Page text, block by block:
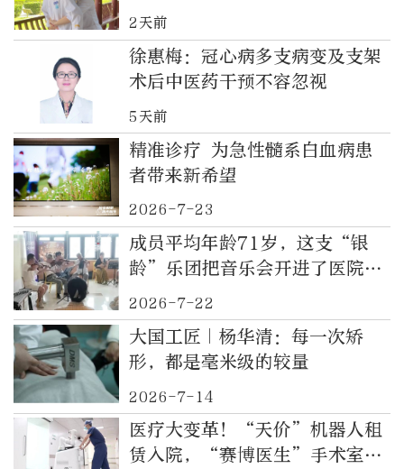
2天前
徐惠梅：冠心病多支病变及支架
术后中医药干预不容忽视
5天前
精准诊疗 为急性髓系白血病患
者带来新希望
2026-7-23
成员平均年龄71岁，这支“银
龄”乐团把音乐会开进了医院病
区
2026-7-22
大国工匠｜杨华清：每一次矫
形，都是毫米级的较量
2026-7-14
医疗大变革！“天价”机器人租
赁入院，“赛博医生”手术室上